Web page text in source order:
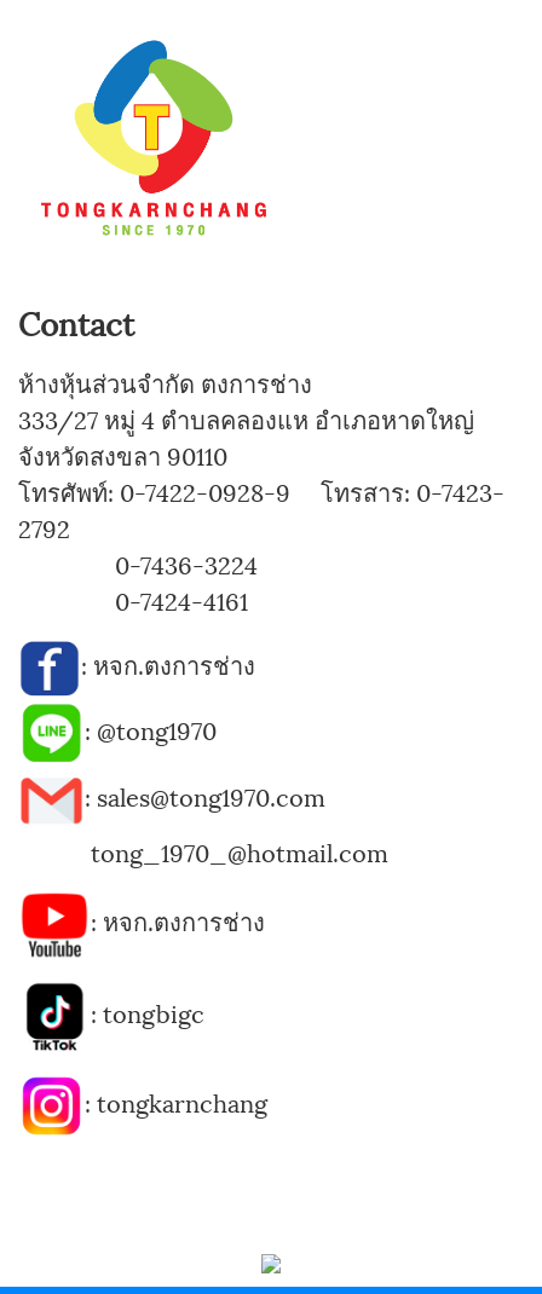
Contact
ห้างหุ้นส่วนจำกัด ตงการช่าง
333/27 หมู่ 4 ตำบลคลองแห อำเภอหาดใหญ่
จังหวัดสงขลา 90110
โทรศัพท์: 0-7422-0928-9 โทรสาร: 0-7423-
2792
0-7436-3224
0-7424-4161
: หจก.ตงการช่าง
: @tong1970
: sales@tong1970.com
tong_1970_@hotmail.com
: หจก.ตงการช่าง
: tongbigc
: tongkarnchang